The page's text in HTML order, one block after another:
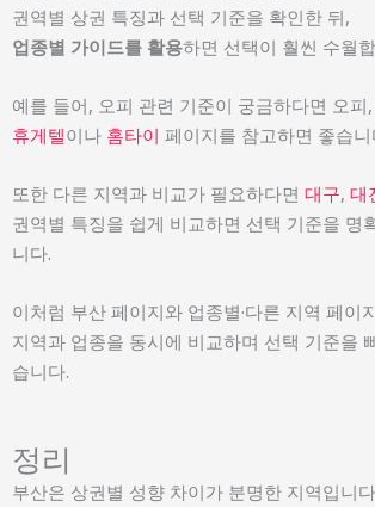
권역별 상권 특징과 선택 기준을 확인한 뒤,
업종별 가이드를 활용하면 선택이 훨씬 수월
예를 들어, 오피 관련 기준이 궁금하다면 오피
휴게텔이나 홈타이 페이지를 참고하면 좋습니
또한 다른 지역과 비교가 필요하다면 대구, 대
권역별 특징을 쉽게 비교하면 선택 기준을 명
니다.
이처럼 부산 페이지와 업종별·다른 지역 페이
지역과 업종을 동시에 비교하며 선택 기준을
습니다.
정리
부산은 상권별 성향 차이가 분명한 지역입니